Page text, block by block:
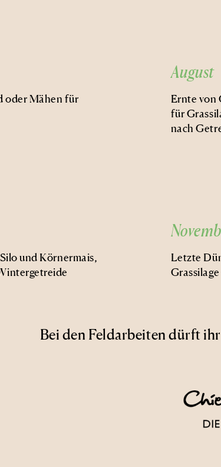
oder Mähen für
August
Ernte von
für
nach
und Körnermais,
Letzte
Grassilage
Bei den Feldarbeiten dürft